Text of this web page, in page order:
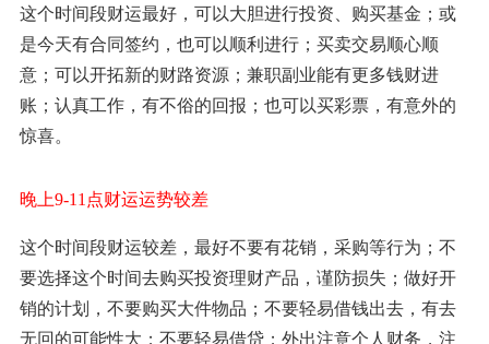
这个时间段财运最好，可以大胆进行投资、购买基金；或
是今天有合同签约，也可以顺利进行；买卖交易顺心顺
意；可以开拓新的财路资源；兼职副业能有更多钱财进
账；认真工作，有不俗的回报；也可以买彩票，有意外的
惊喜。
晚上9-11点财运运势较差
这个时间段财运较差，最好不要有花销，采购等行为；不
要选择这个时间去购买投资理财产品，谨防损失；做好开
销的计划，不要购买大件物品；不要轻易借钱出去，有去
无回的可能性大；不要轻易借贷；外出注意个人财务，注